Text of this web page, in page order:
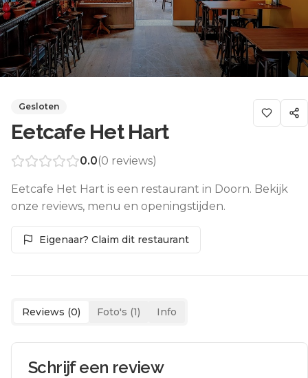
Gesloten
Eetcafe Het Hart
0.0(0 reviews)
Eetcafe Het Hart is een restaurant in Doorn. Bekijk
onze reviews, menu en openingstijden.
Eigenaar? Claim dit restaurant
Reviews (0) Foto's (1) Info
Schrijf een review